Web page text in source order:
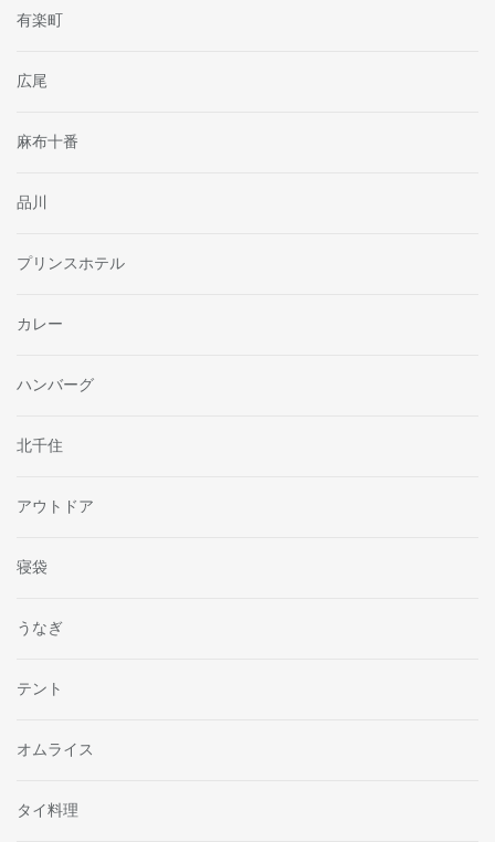
有楽町
広尾
麻布十番
品川
プリンスホテル
カレー
ハンバーグ
北千住
アウトドア
寝袋
うなぎ
テント
オムライス
タイ料理